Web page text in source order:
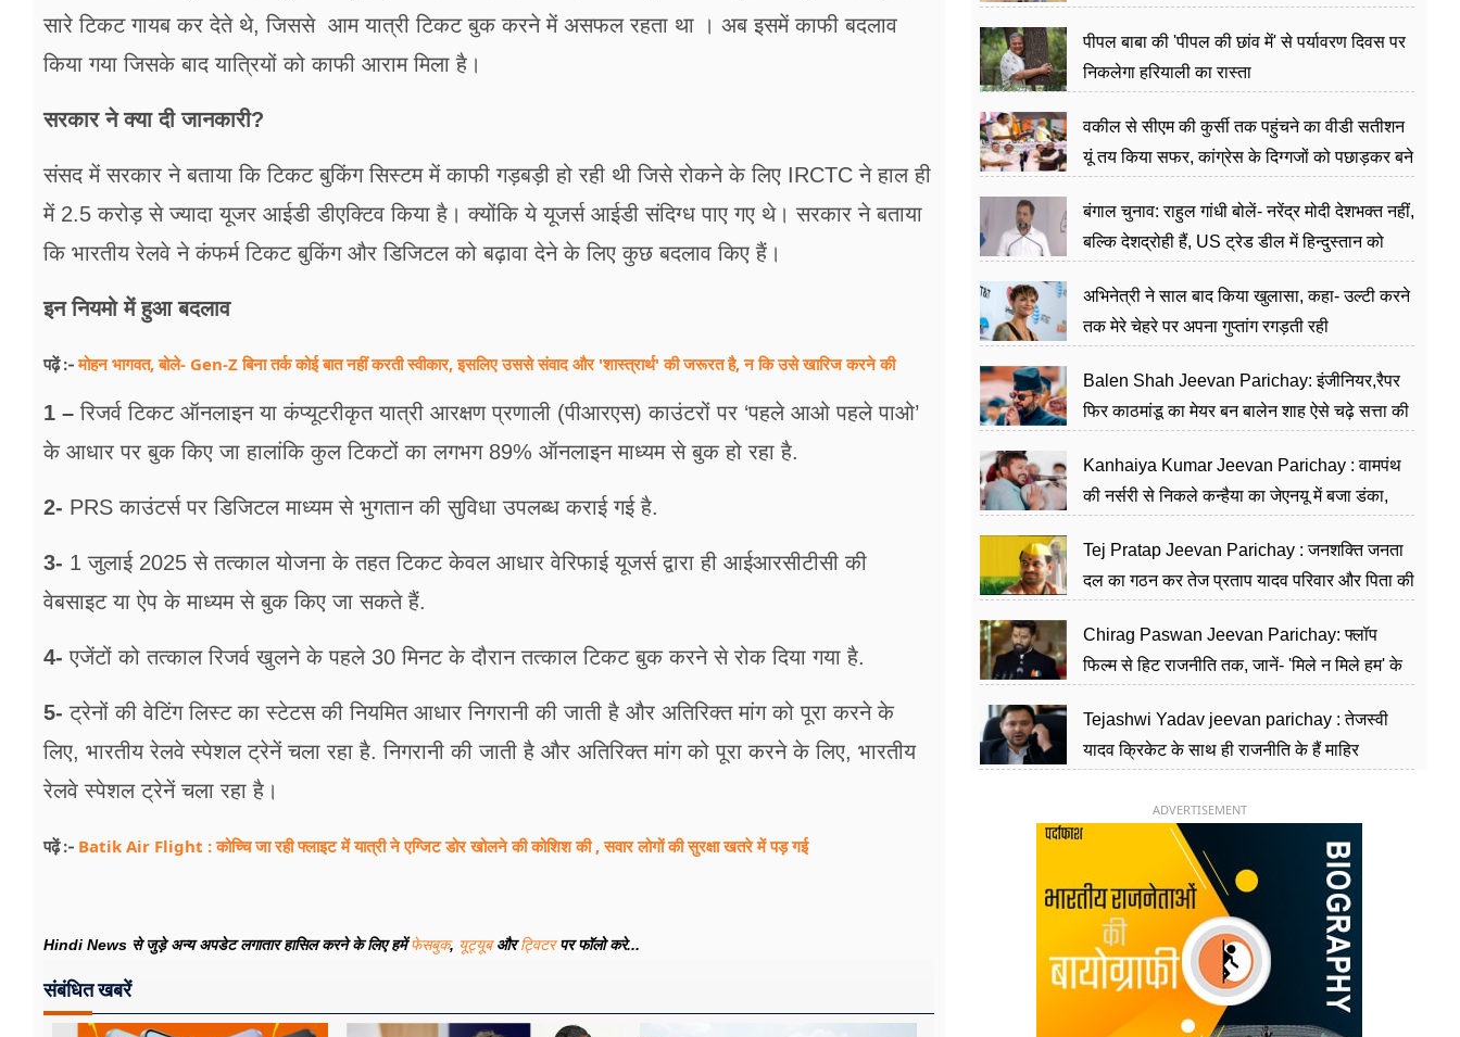
सारे टिकट गायब कर देते थे, जिससे आम यात्री टिकट बुक करने में असफल रहता था । अब इसमें काफी बदलाव
किया गया जिसके बाद यात्रियों को काफी आराम मिला है।
सरकार ने क्‍या दी जानकारी?
संसद में सरकार ने बताया कि टिकट बुकिंग सिस्‍टम में काफी गड़बड़ी हो रही थी जिसे रोकने के लिए IRCTC ने हाल ही
में 2.5 करोड़ से ज्‍यादा यूजर आईडी डीएक्टिव किया है। क्‍योंकि ये यूजर्स आईडी संदिग्‍ध पाए गए थे। सरकार ने बताया
कि भारतीय रेलवे ने कंफर्म टिकट बुकिंग और डिजिटल को बढ़ावा देने के लिए कुछ बदलाव किए हैं।
इन नियमो में हुआ बदलाव
पढ़ें :-मोहन भागवत, बोले- Gen-Z बिना तर्क कोई बात नहीं करती स्वीकार, इसलिए उससे संवाद और 'शास्त्रार्थ' की जरूरत है, न कि उसे खारिज करने की
1 – रिजर्व टिकट ऑनलाइन या कंप्यूटरीकृत यात्री आरक्षण प्रणाली (पीआरएस) काउंटरों पर ‘पहले आओ पहले पाओ’
के आधार पर बुक किए जा हालांकि कुल टिकटों का लगभग 89% ऑनलाइन माध्यम से बुक हो रहा है.
2- PRS काउंटर्स पर डिजिटल माध्यम से भुगतान की सुविधा उपलब्ध कराई गई है.
3- 1 जुलाई 2025 से तत्‍काल योजना के तहत टिकट केवल आधार वेरिफाई यूजर्स द्वारा ही आईआरसीटीसी की
वेबसाइट या ऐप के माध्‍यम से बुक किए जा सकते हैं.
4- एजेंटों को तत्‍काल रिजर्व खुलने के पहले 30 मिनट के दौरान तत्‍काल टिकट बुक करने से रोक दिया गया है.
5- ट्रेनों की वेटिंग लिस्‍ट का स्‍टेटस की नियमित आधार निगरानी की जाती है और अतिरिक्‍त मांग को पूरा करने के
लिए, भारतीय रेलवे स्पेशल ट्रेनें चला रहा है. निगरानी की जाती है और अतिरिक्‍त मांग को पूरा करने के लिए, भारतीय
रेलवे स्पेशल ट्रेनें चला रहा है।
पढ़ें :- Batik Air Flight : कोच्चि जा रही फ्लाइट में यात्री ने एग्जिट डोर खोलने की कोशिश की , सवार लोगों की सुरक्षा खतरे में पड़ गई
Hindi News से जुड़े अन्य अपडेट लगातार हासिल करने के लिए हमेंफेसबुक, यूट्यूबऔरट्विटरपर फॉलो करे...
संबंधित खबरें
पीपल बाबा की 'पीपल की छांव में' से पर्यावरण दिवस पर
निकलेगा हरियाली का रास्ता
वकील से सीएम की कुर्सी तक पहुंचने का वीडी सतीशन
यूं तय किया सफर, कांग्रेस के दिग्गजों को पछाड़कर बने
बंगाल चुनाव: राहुल गांधी बोलें- नरेंद्र मोदी देशभक्त नहीं,
बल्कि देशद्रोही हैं, US ट्रेड डील में हिन्दुस्तान को
अभिनेत्री ने साल बाद किया खुलासा, कहा- उल्टी करने
तक मेरे चेहरे पर अपना गुप्तांग रगड़ती रही
Balen Shah Jeevan Parichay: इंजीनियर,रैपर
फिर काठमांडू का मेयर बन बालेन शाह ऐसे चढ़े सत्ता की
Kanhaiya Kumar Jeevan Parichay : वामपंथ
की नर्सरी से निकले कन्हैया का जेएनयू में बजा डंका,
Tej Pratap Jeevan Parichay : जनशक्ति जनता
दल का गठन कर तेज प्रताप यादव परिवार और पिता की
Chirag Paswan Jeevan Parichay: फ्लॉप
फिल्म से हिट राजनीति तक, जानें- 'मिले न मिले हम' के
Tejashwi Yadav jeevan parichay : तेजस्वी
यादव क्रिकेट के साथ ही राजनीति के हैं माहिर
ADVERTISEMENT